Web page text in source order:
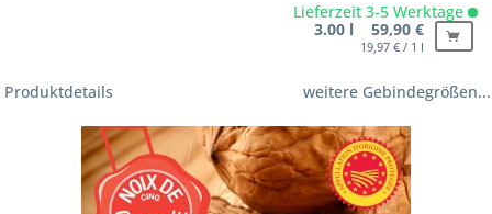
Lieferzeit 3-5 Werktage
3.00 l 59,90 €
19,97 € / 1 l
Produktdetails weitere Gebindegrößen...